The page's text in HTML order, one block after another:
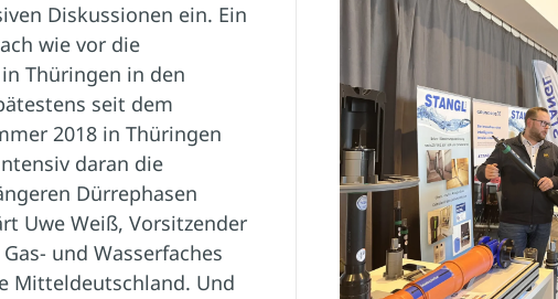
Diskussionen ein. Ein
wie vor die
Thüringen in den
seit dem
2018 in Thüringen
daran die
Dürrephasen
Uwe Weiß, Vorsitzender
und Wasserfaches
Mitteldeutschland. Und